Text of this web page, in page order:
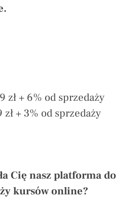
zł + 6% od sprzedaży
zł + 3% od sprzedaży
Cię nasz platforma do
kursów online?